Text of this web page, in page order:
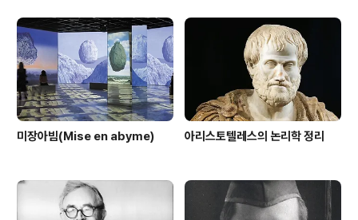
미장아빔(Mise en abyme) 아리스토텔레스의 논리학 정리